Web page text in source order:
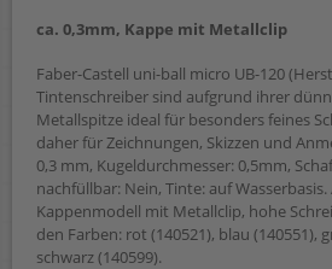
ca. 0,3mm, Kappe mit Metallclip
Faber-Castell uni-ball micro UB-120
Tintenschreiber sind aufgrund ihrer
Metallspitze ideal für besonders feines
daher für Zeichnungen, Skizzen und
0,3 mm, Kugeldurchmesser: 0,5mm,
nachfüllbar: Nein, Tinte: auf
Kappenmodell mit Metallclip, hohe
den Farben: rot (140521), blau (140551),
schwarz (140599).